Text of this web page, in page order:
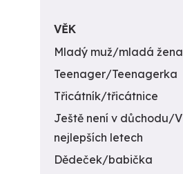
VĚK
Mladý muž/mladá žena
Teenager/Teenagerka
Třicátník/třicátnice
Ještě není v důchodu/V
nejlepších letech
Dědeček/babička